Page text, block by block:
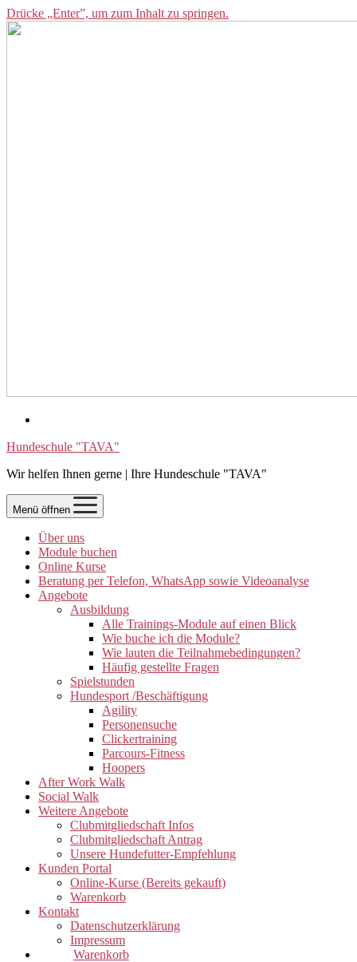
Drücke „Enter”, um zum Inhalt zu springen.
Hundeschule "TAVA"
Wir helfen Ihnen gerne | Ihre Hundeschule "TAVA"
Menü öffnen
Über uns
Module buchen
Online Kurse
Beratung per Telefon, WhatsApp sowie Videoanalyse
Angebote
Ausbildung
Alle Trainings-Module auf einen Blick
Wie buche ich die Module?
Wie lauten die Teilnahmebedingungen?
Häufig gestellte Fragen
Spielstunden
Hundesport /Beschäftigung
Agility
Personensuche
Clickertraining
Parcours-Fitness
Hoopers
After Work Walk
Social Walk
Weitere Angebote
Clubmitgliedschaft Infos
Clubmitgliedschaft Antrag
Unsere Hundefutter-Empfehlung
Kunden Portal
Online-Kurse (Bereits gekauft)
Warenkorb
Kontakt
Datenschutzerklärung
Impressum
Warenkorb